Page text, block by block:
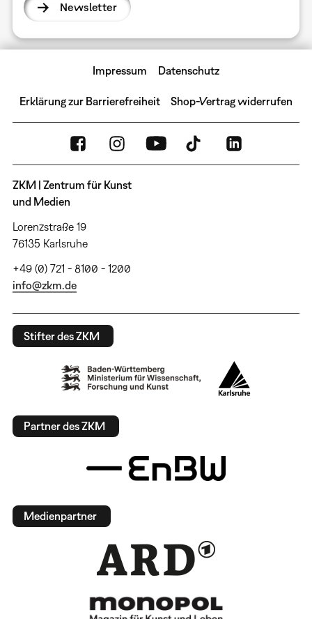
Newsletter
Impressum Datenschutz
Erklärung zur Barrierefreiheit Shop-Vertrag widerrufen
ZKM | Zentrum für Kunst
und Medien
Lorenzstraße 19
76135 Karlsruhe
+49 (0) 721 - 8100 - 1200
info@zkm.de
Stifter des ZKM
Partner des ZKM
Medienpartner